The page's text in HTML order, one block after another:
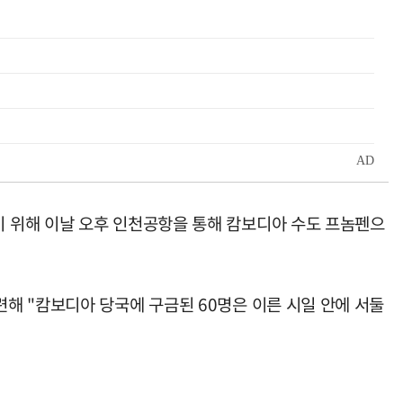
해 이날 오후 인천공항을 통해 캄보디아 수도 프놈펜으
"캄보디아 당국에 구금된 60명은 이른 시일 안에 서둘